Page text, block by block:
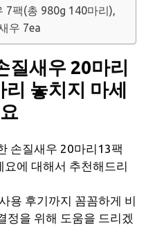
7팩(총 980g 140마리),
우 7ea
질새우 20마리
리 놓치지 마세
요
손질새우 20마리13팩
에 대해서 추천해드리
용 후기까지 꼼꼼하게 비
정을 위해 도움을 드리겠